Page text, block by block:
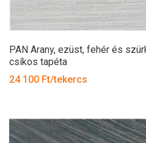
PAN Arany, ezüst, fehér és
csíkos tapéta
24 100 Ft/tekercs